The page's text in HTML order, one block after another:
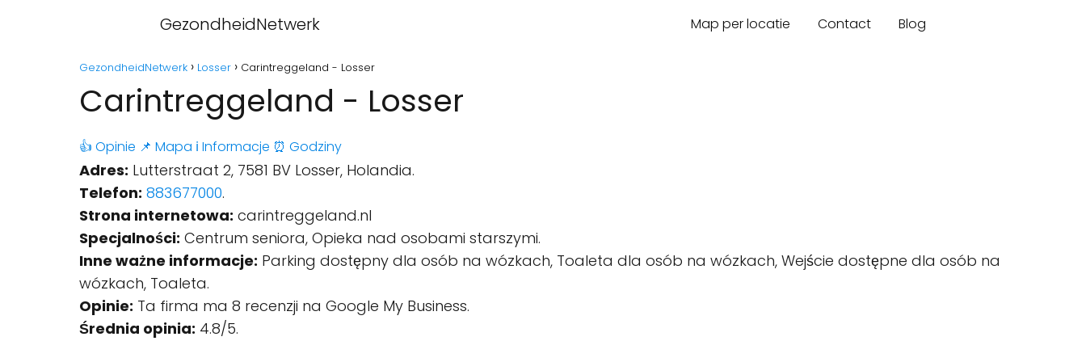
GezondheidNetwerk Map per locatie Contact Blog
GezondheidNetwerk Losser Carintreggeland - Losser
Carintreggeland - Losser
👍 Opinie 📌 Mapa ℹ️ Informacje ⏰ Godziny
Adres: Lutterstraat 2, 7581 BV Losser, Holandia.
Telefon: 883677000.
Strona internetowa: carintreggeland.nl
Specjalności: Centrum seniora, Opieka nad osobami starszymi.
Inne ważne informacje: Parking dostępny dla osób na wózkach, Toaleta dla osób na wózkach, Wejście dostępne dla osób na
wózkach, Toaleta.
Opinie: Ta firma ma 8 recenzji na Google My Business.
Średnia opinia: 4.8/5.